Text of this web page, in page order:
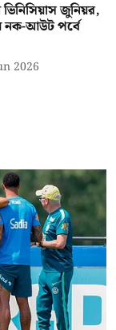
জুনিয়র,
নক-আউট পর্বে
2026